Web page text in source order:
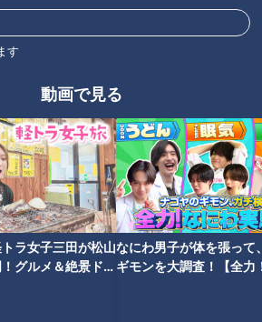
す
動画で見る
トラ女子三田が松山
グルメ＆絶景ドラ
なにわ男子が体を張って
ギモンを大調査！【全力
が良い！」
村松開人選手(C)CBCテレビ